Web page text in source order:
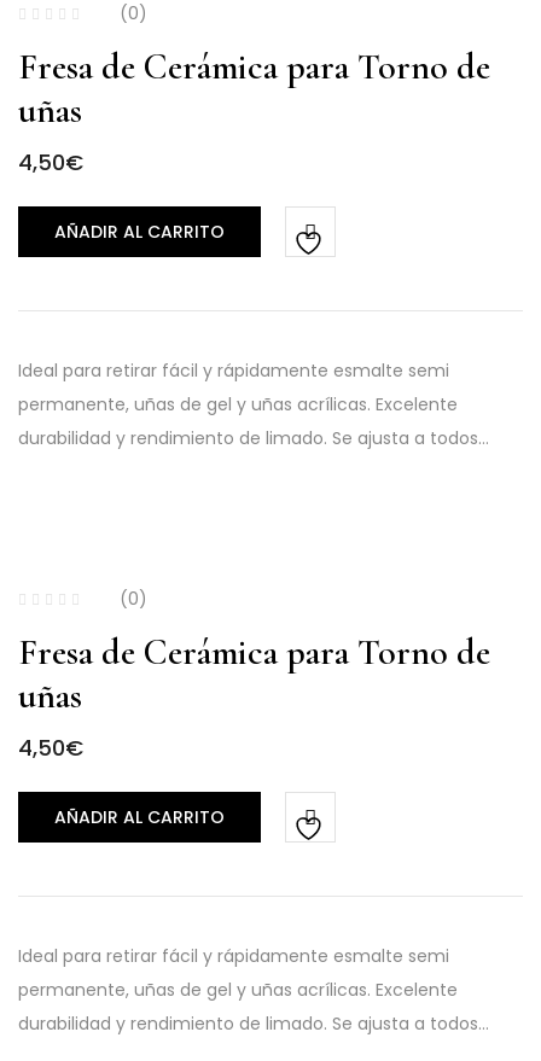
(0)
Fresa de Cerámica para Torno de
uñas
4,50€
AÑADIR AL CARRITO
Ideal para retirar fácil y rápidamente esmalte semi
permanente, uñas de gel y uñas acrílicas. Excelente
durabilidad y rendimiento de limado. Se ajusta a todos…
(0)
Fresa de Cerámica para Torno de
uñas
4,50€
AÑADIR AL CARRITO
Ideal para retirar fácil y rápidamente esmalte semi
permanente, uñas de gel y uñas acrílicas. Excelente
durabilidad y rendimiento de limado. Se ajusta a todos…